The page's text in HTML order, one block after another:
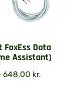
Data
Assistant)
648,00 kr.